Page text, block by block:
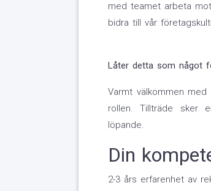
med teamet arbeta
bidra till vår
Låter detta som något
Varmt välkommen
rollen. Tillträde sker
löpande.
Din
2-3 års erfarenhet av